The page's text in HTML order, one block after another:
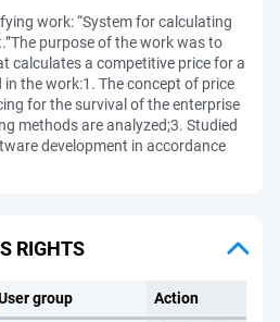
work: “System for calculating
purpose of the work was to
calculates a competitive price for a
the work:1. The concept of price
for the survival of the enterprise
methods are analyzed;3. Studied
development in accordance
RIGHTS
group Action